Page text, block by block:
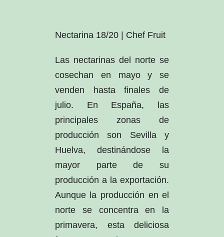
Nectarina 18/20 | Chef Fruit
Las nectarinas del norte se
cosechan en mayo y se
venden hasta finales de
julio. En España, las
principales zonas de
producción son Sevilla y
Huelva, destinándose la
mayor parte de su
producción a la exportación.
Aunque la producción en el
norte se concentra en la
primavera, esta deliciosa